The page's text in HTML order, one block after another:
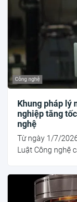
Công nghệ
Khung pháp lý
nghiệp tăng
nghệ
Từ ngày 1/7/
Luật Công nghệ